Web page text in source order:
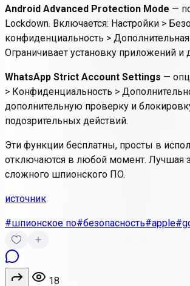
Android Advanced Protection Mode —
Lockdown. Включается: Настройки >
конфиденциальность >
Ограничивает установку приложений и
WhatsApp Strict Account Settings —
> Конфиденциальность >
дополнительную проверку и
подозрительных действий.
Эти функции бесплатны, просты в
отключаются в любой момент. Лучшая
сложного шпионского ПО.
источник
#шпионское по#безопасность#apple
18